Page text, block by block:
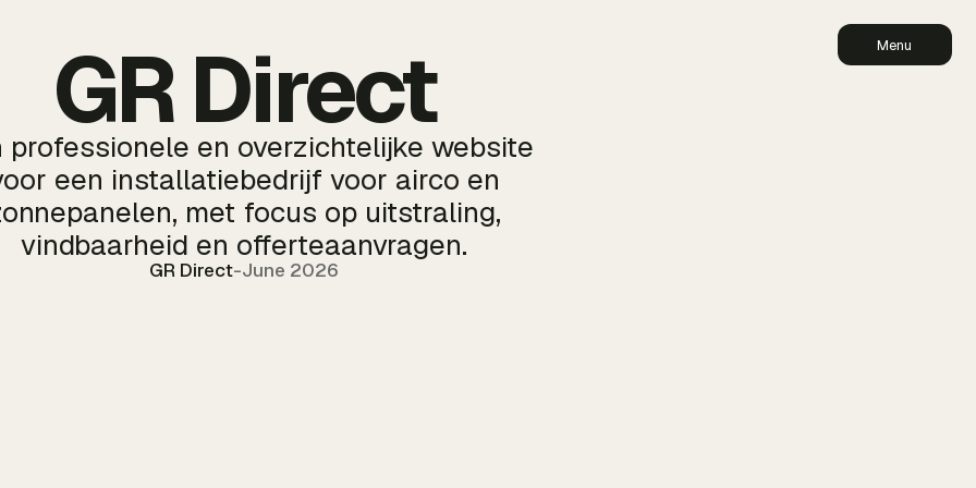
Menu
GR Direct
professionele en overzichtelijke website
een installatiebedrijf voor airco en
met focus op uitstraling,
vindbaarheid en offerteaanvragen.
GR Direct-June 2026